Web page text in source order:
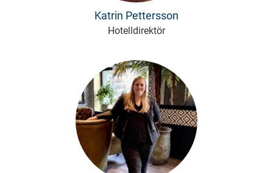
Katrin Pettersson
Hotelldirektör